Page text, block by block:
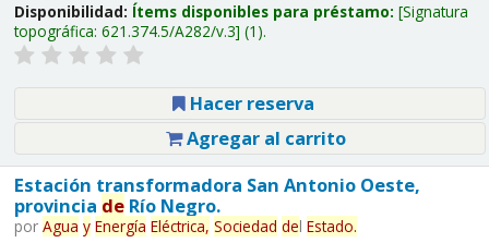
Disponibilidad: Ítems disponibles para préstamo: Signatura
topográfica: 621.374.5/A282/v.3 (1).
Hacer reserva
Agregar al carrito
Estación transformadora San Antonio Oeste,
provincia deRío Negro.
por Agua y Energía Eléctrica, Sociedad del Estado.